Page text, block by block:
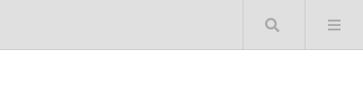
Buscar